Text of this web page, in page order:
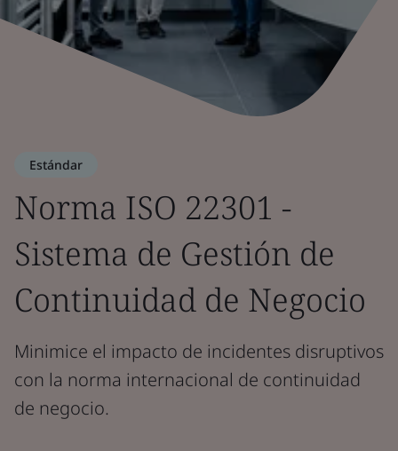
Estándar
Norma ISO 22301 -
Sistema de Gestión de
Continuidad de Negocio
Minimice el impacto de incidentes disruptivos
con la norma internacional de continuidad
de negocio.